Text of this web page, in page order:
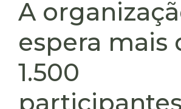
A
espera mais
1.500